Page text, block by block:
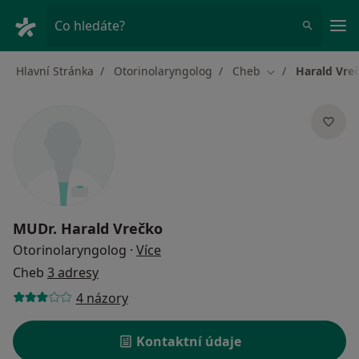
Co hledáte?
Hlavní Stránka Otorinolaryngolog Cheb Změna města
Harald
MUDr. Harald Vrečko
Otorinolaryngolog · Více
Cheb 3 adresy
4 názory
Kontaktní údaje